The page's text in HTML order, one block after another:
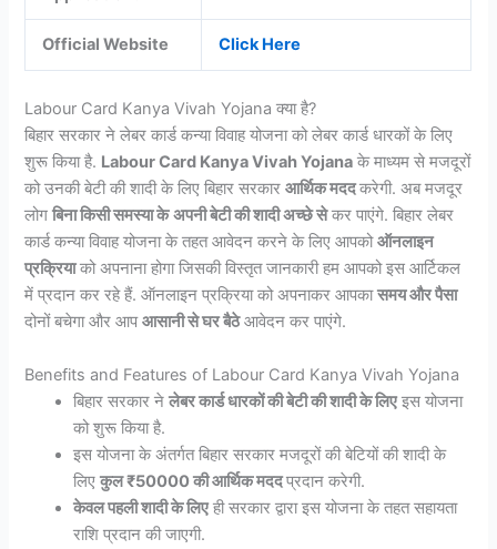
Official Website Click Here
Labour Card Kanya Vivah Yojana क्या है?
बिहार सरकार ने लेबर कार्ड कन्या विवाह योजना को लेबर कार्ड धारकों के लिए
शुरू किया है. Labour Card Kanya Vivah Yojana के माध्यम से मजदूरों
को उनकी बेटी की शादी के लिए बिहार सरकारआर्थिक मददकरेगी. अब मजदूर
लोगबिना किसी समस्या के अपनी बेटी की शादी अच्छे सेकर पाएंगे. बिहार लेबर
कार्ड कन्या विवाह योजना के तहत आवेदन करने के लिए आपकोऑनलाइन
प्रक्रियाको अपनाना होगा जिसकी विस्तृत जानकारी हम आपको इस आर्टिकल
में प्रदान कर रहे हैं. ऑनलाइन प्रक्रिया को अपनाकर आपकासमय और पैसा
दोनों बचेगा और आपआसानी से घर बैठेआवेदन कर पाएंगे.
Benefits and Features of Labour Card Kanya Vivah Yojana
बिहार सरकार नेलेबर कार्ड धारकों की बेटी की शादी के लिएइस योजना
को शुरू किया है.
इस योजना के अंतर्गत बिहार सरकार मजदूरों की बेटियों की शादी के
लिएकुल ₹50000 की आर्थिक मददप्रदान करेगी.
केवल पहली शादी के लिएही सरकार द्वारा इस योजना के तहत सहायता
राशि प्रदान की जाएगी.